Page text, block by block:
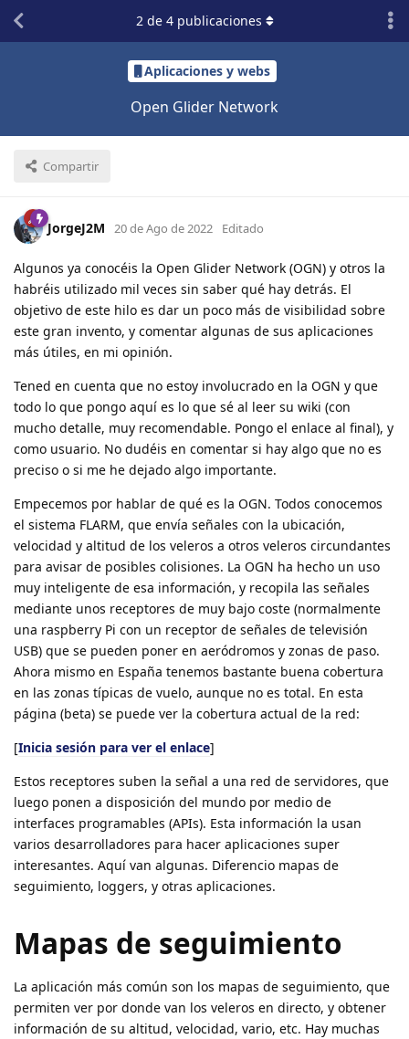
Aplicaciones y webs
Open Glider Network
Compartir
2de 4publicaciones
JorgeJ2M 20 de Ago de 2022 Editado
Algunos ya conocéis la Open Glider Network (OGN) y otros la
habréis utilizado mil veces sin saber qué hay detrás. El
objetivo de este hilo es dar un poco más de visibilidad sobre
este gran invento, y comentar algunas de sus aplicaciones
más útiles, en mi opinión.
Tened en cuenta que no estoy involucrado en la OGN y que
todo lo que pongo aquí es lo que sé al leer su wiki (con
mucho detalle, muy recomendable. Pongo el enlace al final), y
como usuario. No dudéis en comentar si hay algo que no es
preciso o si me he dejado algo importante.
Empecemos por hablar de qué es la OGN. Todos conocemos
el sistema FLARM, que envía señales con la ubicación,
velocidad y altitud de los veleros a otros veleros circundantes
para avisar de posibles colisiones. La OGN ha hecho un uso
muy inteligente de esa información, y recopila las señales
mediante unos receptores de muy bajo coste (normalmente
una raspberry Pi con un receptor de señales de televisión
USB) que se pueden poner en aeródromos y zonas de paso.
Ahora mismo en España tenemos bastante buena cobertura
en las zonas típicas de vuelo, aunque no es total. En esta
página (beta) se puede ver la cobertura actual de la red:
[Inicia sesión para ver el enlace]
Estos receptores suben la señal a una red de servidores, que
luego ponen a disposición del mundo por medio de
interfaces programables (APIs). Esta información la usan
varios desarrolladores para hacer aplicaciones super
interesantes. Aquí van algunas. Diferencio mapas de
seguimiento, loggers, y otras aplicaciones.
Mapas de seguimiento
La aplicación más común son los mapas de seguimiento, que
permiten ver por donde van los veleros en directo, y obtener
información de su altitud, velocidad, vario, etc. Hay muchas